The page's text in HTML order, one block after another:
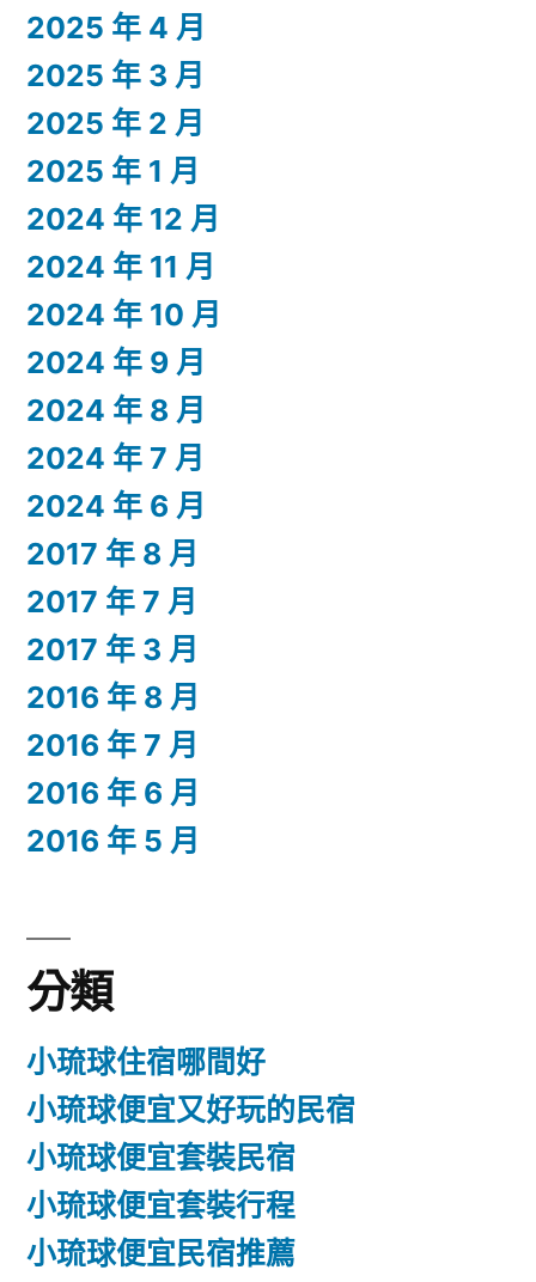
2025 年 4 月
2025 年 3 月
2025 年 2 月
2025 年 1 月
2024 年 12 月
2024 年 11 月
2024 年 10 月
2024 年 9 月
2024 年 8 月
2024 年 7 月
2024 年 6 月
2017 年 8 月
2017 年 7 月
2017 年 3 月
2016 年 8 月
2016 年 7 月
2016 年 6 月
2016 年 5 月
分類
小琉球住宿哪間好
小琉球便宜又好玩的民宿
小琉球便宜套裝民宿
小琉球便宜套裝行程
小琉球便宜民宿推薦